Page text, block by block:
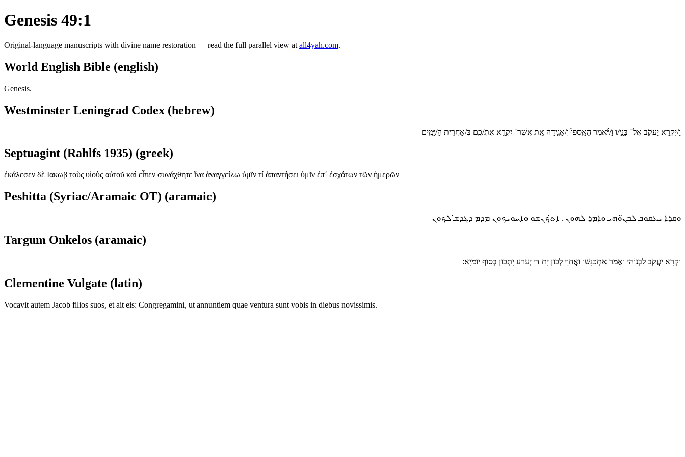
Genesis 49:1
Original-language manuscripts with divine name restoration — read the full parallel view at all4yah.com.
World English Bible (english)
Genesis.
Westminster Leningrad Codex (hebrew)
וַ/יִּקְרָ֥א יַעֲקֹ֖ב אֶל־ בָּנָ֑י/ו וַ/יֹּ֗אמֶר הֵאָֽסְפוּ֙ וְ/אַגִּ֣ידָה אֵ֛ת אֲשֶׁר־ יִקְרָ֥א אֶתְ/כֶ֖ם בְּ/אַחֲרִ֥ית הַ/יָּמִֽים׃
Septuagint (Rahlfs 1935) (greek)
ἐκάλεσεν δὲ Ιακωβ τοὺς υἱοὺς αὐτοῦ καὶ εἶπεν συνάχθητε ἵνα ἀναγγείλω ὑμῖν τί ἀπαντήσει ὑμῖν ἐπ᾿ ἐσχάτων τῶν ἡμερῶν
Peshitta (Syriac/Aramaic OT) (aramaic)
ܘܩ̣ܪܐ ܝܥܩܘܒ ܠܒܢ̈ܘܗܝ ܘܐܡ̣ܪ ܠܗܘܢ . ܐܬ̇ܟܢܫܘ ܘܐܚܘܝܟܘܢ ܡܕܡ ܕܓܕܫ̇ ܠܟܘܢ
Targum Onkelos (aramaic)
וּקְרָא יַעֲקֹב לִבְנוֹהִי וַאֲמַר אִתְכַּנָּשׁוּ וַאֲחַוֵּי לְכוֹן יָת דִּי יְעַרַע יָתְכוֹן בְּסוֹף יוֹמַיָּא:
Clementine Vulgate (latin)
Vocavit autem Jacob filios suos, et ait eis: Congregamini, ut annuntiem quae ventura sunt vobis in diebus novissimis.